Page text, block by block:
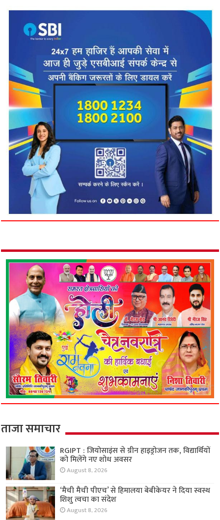
ताजा समाचार
RGIPT : जियोसाइंस से ग्रीन हाइड्रोजन तक, विद्यार्थियों
को मिलेंगे नए शोध अवसर
August 8, 2026
‘मैची मैची पीएच’ से हिमालया बेबीकेयर ने दिया स्वस्थ
शिशु त्वचा का संदेश
August 8, 2026